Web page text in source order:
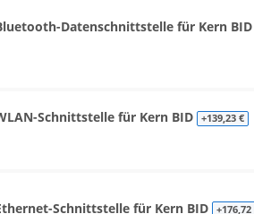
Datenschnittstelle für Kern BID
Schnittstelle für Kern BID
+139,23 €
Schnittstelle für Kern BID
+176,72